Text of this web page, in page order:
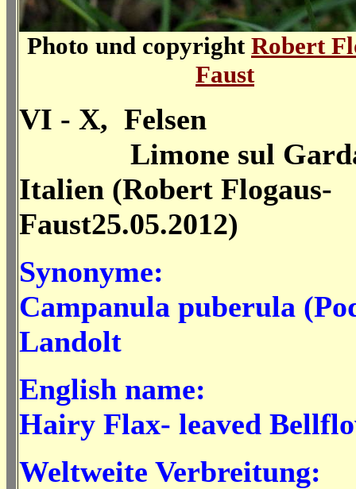
Photo und copyright Robert
Faust
VI - X, Felsen
Limone sul
Italien (Robert Flogaus-
Faust25.05.2012)
Synonyme:
Campanula puberula
Landolt
English name:
Hairy Flax- leaved
Weltweite Verbreitung: